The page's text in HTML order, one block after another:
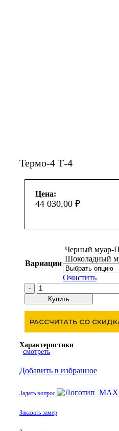
Термо-4 Т-4
Цена:
44 030,00 ₽
Вариации
Черный муар-
Шоколадный
Очистить
Количество
товара
Термо-4
Купить
РАССЧИТАТЬ СО
Характеристики
смотреть
Добавить в избранное
Задать вопрос
Заказать замер